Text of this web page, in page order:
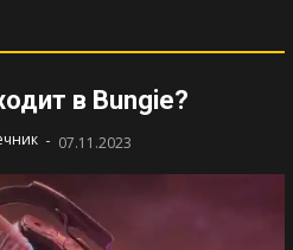
в Bungie?
- 07.11.2023